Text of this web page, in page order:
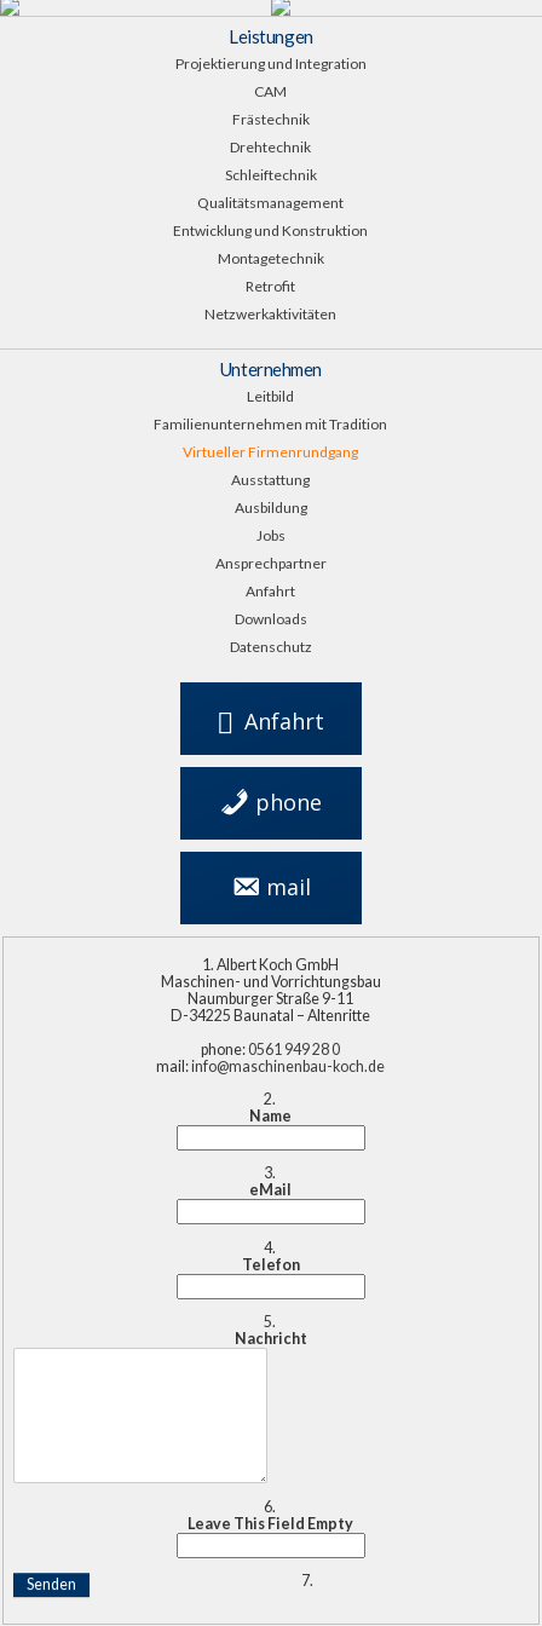
Leistungen
Projektierung und Integration
CAM
Frästechnik
Drehtechnik
Schleiftechnik
Qualitätsmanagement
Entwicklung und Konstruktion
Montagetechnik
Retrofit
Netzwerkaktivitäten
Unternehmen
Leitbild
Familienunternehmen mit Tradition
Virtueller Firmenrundgang
Ausstattung
Ausbildung
Jobs
Ansprechpartner
Anfahrt
Downloads
Datenschutz
Anfahrt
phone
0561 949 28 0
mail
info@maschinenbau-
Albert Koch GmbH
Maschinen- und Vorrichtungsbau
Naumburger Straße 9-11
D-34225 Baunatal – Altenritte
phone:0561 949 28 0
mail:info@maschinenbau-koch.de
Name
eMail
Telefon
Nachricht
Leave This Field Empty